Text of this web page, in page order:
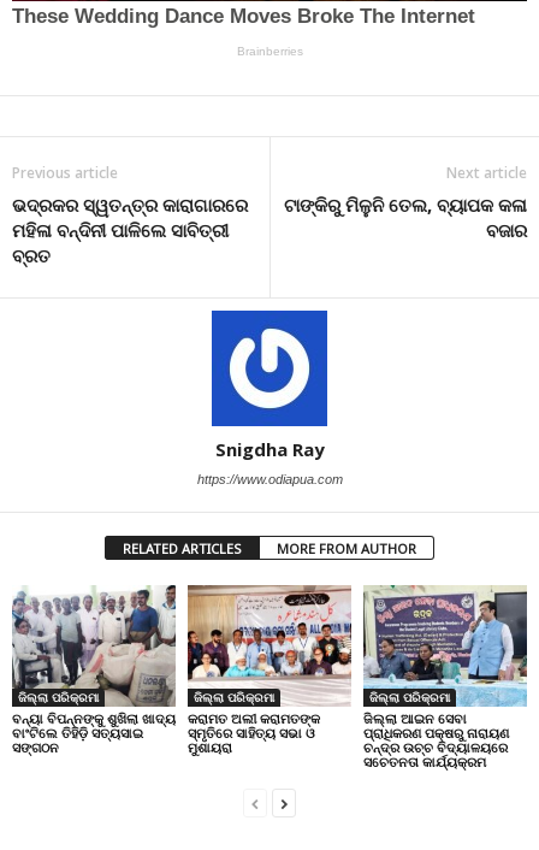
Previous article
ଭଦ୍ରକର ସ୍ୱତନ୍ତ୍ର କାରାଗାରରେ
ମହିଳା ବନ୍ଦିନୀ ପାଳିଲେ ସାବିତ୍ରୀ
ବ୍ରତ
Next article
ଟାଙ୍କିରୁ ମିଳୁନି ତେଲ, ବ୍ୟାପକ କଳା
ବଜାର
Snigdha Ray
https://www.odiapua.com
RELATED ARTICLES MORE FROM AUTHOR
ଜିଲ୍ଲା ପରିକ୍ରମା
ବନ୍ୟା ବିପନ୍ନଙ୍କୁ ଶୁଖିଲା ଖାଦ୍ୟ
ବାଂଟିଲେ ତିହିଡି଼ ସତ୍ୟସାଇ
ସଙ୍ଗଠନ
ଜିଲ୍ଲା ପରିକ୍ରମା
କରାମତ ଅଲୀ କରାମତଙ୍କ
ସ୍ମୃତିରେ ସାହିତ୍ୟ ସଭା ଓ
ମୁଶାୟରା
ଜିଲ୍ଲା ପରିକ୍ରମା
ଜିଲ୍ଲା ଆଇନ ସେବା
ପ୍ରାଧିକରଣ ପକ୍ଷରୁ ନାରାୟଣ
ଚନ୍ଦ୍ର ଉଚ୍ଚ ବିଦ୍ୟାଳୟରେ
ସଚେତନତା କାର୍ଯ୍ୟକ୍ରମ